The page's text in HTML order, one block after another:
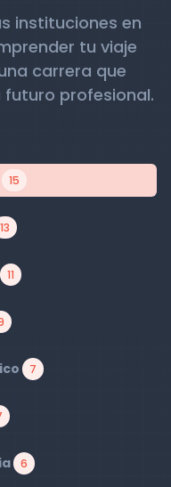
instituciones en
tu viaje
carrera que
profesional.
15
13
11
7
6